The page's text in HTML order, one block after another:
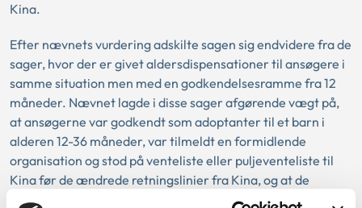
Kina.
Efter nævnets vurdering adskilte sagen sig endvidere fra de
sager, hvor der er givet aldersdispensationer til ansøgere i
samme situation men med en godkendelsesramme fra 12
måneder. Nævnet lagde i disse sager afgørende vægt på,
at ansøgerne var godkendt som adoptanter til et barn i
alderen 12-36 måneder, var tilmeldt en formidlende
organisation og stod på venteliste eller puljeventeliste til
Kina før de ændrede retningslinier fra Kina, og at de
pågældende 5 familier var omfattet af Familiestyrelsens